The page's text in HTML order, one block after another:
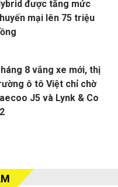
được tăng mức
mại lên 75 triệu
8 vắng xe mới, thị
ô tô Việt chỉ chờ
J5 và Lynk & Co